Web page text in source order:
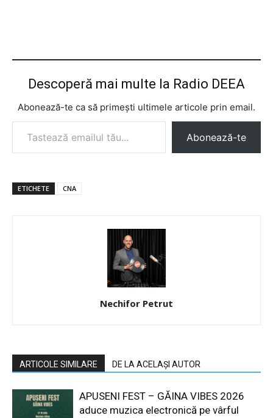
Descoperă mai multe la Radio DEEA
Abonează-te ca să primești ultimele articole prin email.
Tastează emailul tău...
Abonează-te
ETICHETE CNA
Nechifor Petrut
ARTICOLE SIMILARE DE LA ACELAȘI AUTOR
APUSENI FEST – GĂINA VIBES 2026
aduce muzica electronică pe vârful